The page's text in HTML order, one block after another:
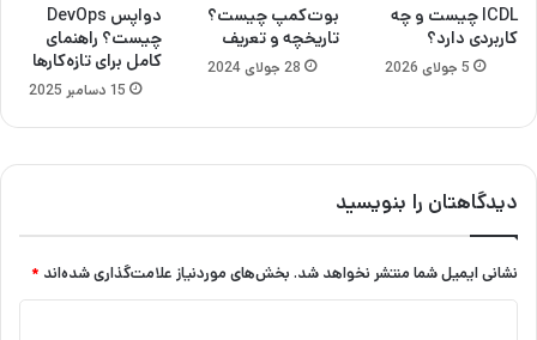
ICDL چیست و چه
کاربردی دارد؟
5 جولای 2026
بوت‌کمپ چیست؟
تاریخچه و تعریف
28 جولای 2024
دواپس DevOps
چیست؟ راهنمای
کامل برای تازه‌کارها
15 دسامبر 2025
دیدگاهتان را بنویسید
نشانی ایمیل شما منتشر نخواهد شد. بخش‌های موردنیاز علامت‌گذاری شده‌اند *